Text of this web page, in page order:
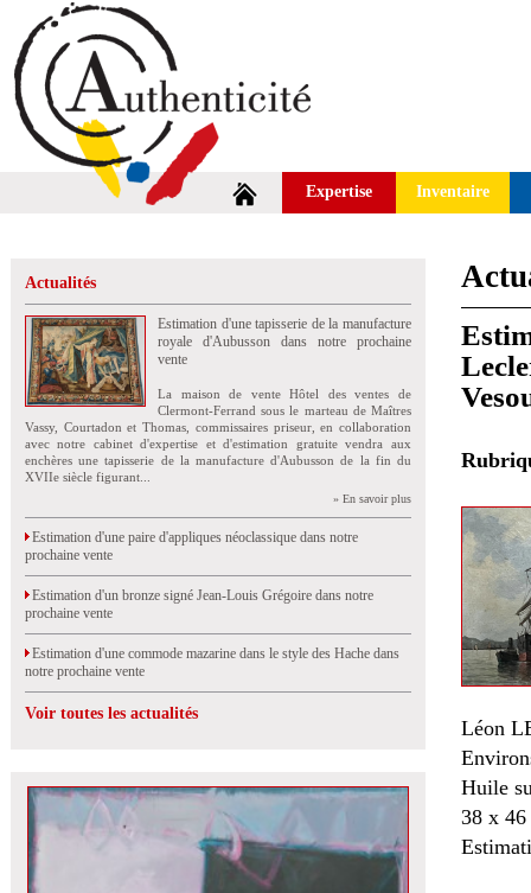
Expertise Inventaire
Actualités
Estimation d'une tapisserie de la manufacture
royale d'Aubusson dans notre prochaine
vente
La maison de vente Hôtel des ventes de
Clermont-Ferrand sous le marteau de Maîtres
Vassy, Courtadon et Thomas, commissaires priseur, en collaboration
avec notre cabinet d'expertise et d'estimation gratuite vendra aux
enchères une tapisserie de la manufacture d'Aubusson de la fin du
XVIIe siècle figurant...
» En savoir plus
Estimation d'une paire d'appliques néoclassique dans notre
prochaine vente
Estimation d'un bronze signé Jean-Louis Grégoire dans notre
prochaine vente
Estimation d'une commode mazarine dans le style des Hache dans
notre prochaine vente
Voir toutes les actualités
Léon
Huile
38 x